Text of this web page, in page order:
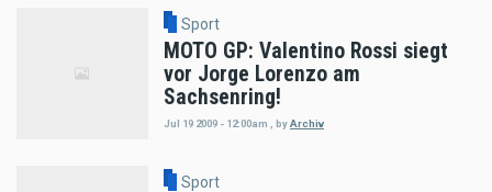
Sport
MOTO GP: Valentino Rossi siegt
vor Jorge Lorenzo am
Sachsenring!
Jul 19 2009 - 12:00am byArchiv
Sport